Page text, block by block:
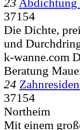
37154
Die Dichte,
und
k-wanne.com
Beratung
24
37154
Northeim
Mit einem